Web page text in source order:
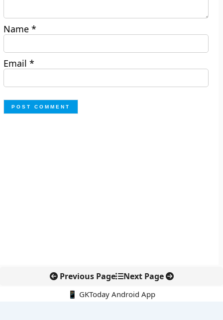
Name*
Email*
Previous Page Next Page
📱 GKToday Android App